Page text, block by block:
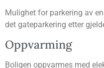
Mulig­het for par­ke­ring av
det gate­par­ke­ring etter
Opp­var­ming
Boli­gen opp­var­mes med